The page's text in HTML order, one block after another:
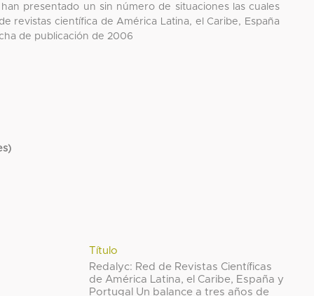
presentado un sin número de situaciones las cuales
revistas científica de América Latina, el Caribe, España
de publicación de 2006
Título
Redalyc: Red de Revistas Científicas
de América Latina, el Caribe, España y
Portugal Un balance a tres años de